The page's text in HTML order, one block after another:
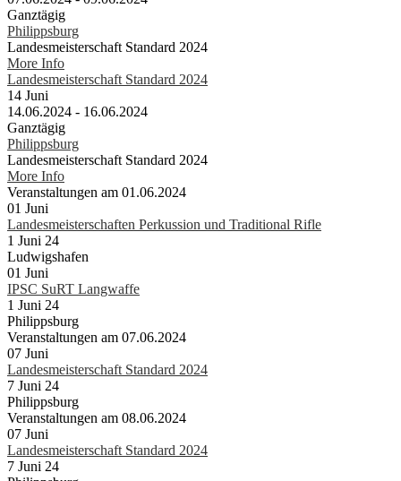
Ganztägig
Philippsburg
Landesmeisterschaft Standard 2024
More Info
Landesmeisterschaft Standard 2024
14 Juni
14.06.2024 - 16.06.2024
Ganztägig
Philippsburg
Landesmeisterschaft Standard 2024
More Info
Veranstaltungen am 01.06.2024
01 Juni
Landesmeisterschaften Perkussion und Traditional Rifle
1 Juni 24
Ludwigshafen
01 Juni
IPSC SuRT Langwaffe
1 Juni 24
Philippsburg
Veranstaltungen am 07.06.2024
07 Juni
Landesmeisterschaft Standard 2024
7 Juni 24
Philippsburg
Veranstaltungen am 08.06.2024
07 Juni
Landesmeisterschaft Standard 2024
7 Juni 24